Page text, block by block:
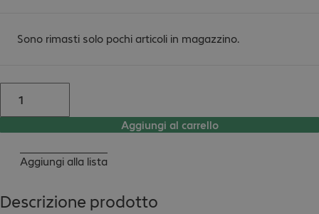
Sono rimasti solo pochi articoli in magazzino.
Aggiungi al carrello
Aggiungi alla lista
Descrizione prodotto